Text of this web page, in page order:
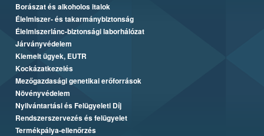
Borászat és alkoholos italok
Élelmiszer- és takarmánybiztonság
Élelmiszerlánc-biztonsági laborhálózat
Járványvédelem
Kiemelt ügyek, EUTR
Kockázatkezelés
Mezőgazdasági genetikai erőforrások
Növényvédelem
Nyilvántartási és Felügyeleti Díj
Rendszerszervezés és felügyelet
Termékpálya-ellenőrzés